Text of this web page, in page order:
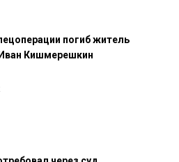
погиб житель
Кишмерешкин